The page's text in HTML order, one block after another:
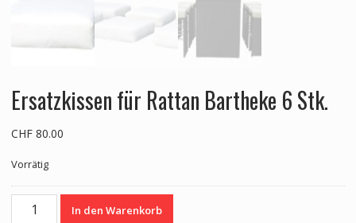
Ersatzkissen für Rattan Bartheke 6 Stk.
CHF80.00
Vorrätig
Ersatzkissen
In den Warenkorb